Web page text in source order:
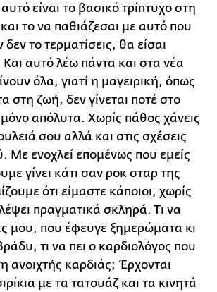
είναι το βασικό τρίπτυχο στη
το να παθιάζεσαι με αυτό που
δεν το τερματίσεις, θα είσαι
Και αυτό λέω πάντα και στα νέα
όλα, γιατί η μαγειρική, όπως
στη ζωή, δεν γίνεται ποτέ στο
απόλυτα. Χωρίς πάθος χάνεις
σου αλλά και στις σχέσεις
Με ενοχλεί επομένως που εμείς
γίνει κάτι σαν ροκ σταρ της
ότι είμαστε κάποιοι, χωρίς
πραγματικά σκληρά. Τι να
μου, που έφευγε ξημερώματα κι
τι να πει ο καρδιολόγος που
ανοιχτής καρδιάς; Έρχονται
με τα τατουάζ και τα κινητά